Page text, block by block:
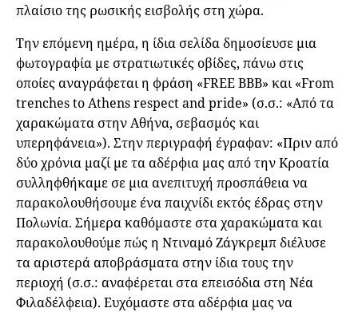
πλαίσιο της ρωσικής εισβολής στη χώρα.
Την επόμενη ημέρα, η ίδια σελίδα δημοσίευσε μια
φωτογραφία με στρατιωτικές οβίδες, πάνω στις
οποίες αναγράφεται η φράση «FREE BBB» και «From
trenches to Athens respect and pride» (σ.σ.: «Από τα
χαρακώματα στην Αθήνα, σεβασμός και
υπερηφάνεια»). Στην περιγραφή έγραφαν: «Πριν από
δύο χρόνια μαζί με τα αδέρφια μας από την Κροατία
συλληφθήκαμε σε μια ανεπιτυχή προσπάθεια να
παρακολουθήσουμε ένα παιχνίδι εκτός έδρας στην
Πολωνία. Σήμερα καθόμαστε στα χαρακώματα και
παρακολουθούμε πώς η Ντιναμό Ζάγκρεμπ διέλυσε
τα αριστερά αποβράσματα στην ίδια τους την
περιοχή (σ.σ.: αναφέρεται στα επεισόδια στη Νέα
Φιλαδέλφεια). Ευχόμαστε στα αδέρφια μας να